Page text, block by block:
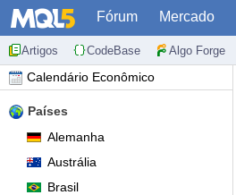
Fórum Mercado
Artigos CodeBase Algo Forge
Calendário Econômico
Países
Alemanha
Austrália
Brasil